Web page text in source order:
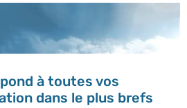
à toutes vos
dans le plus brefs